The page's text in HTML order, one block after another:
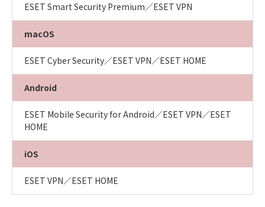
ESET Smart Security Premium／ESET VPN
macOS
ESET Cyber Security／ESET VPN／ESET HOME
Android
ESET Mobile Security for Android／ESET VPN／ESET
HOME
iOS
ESET VPN／ESET HOME